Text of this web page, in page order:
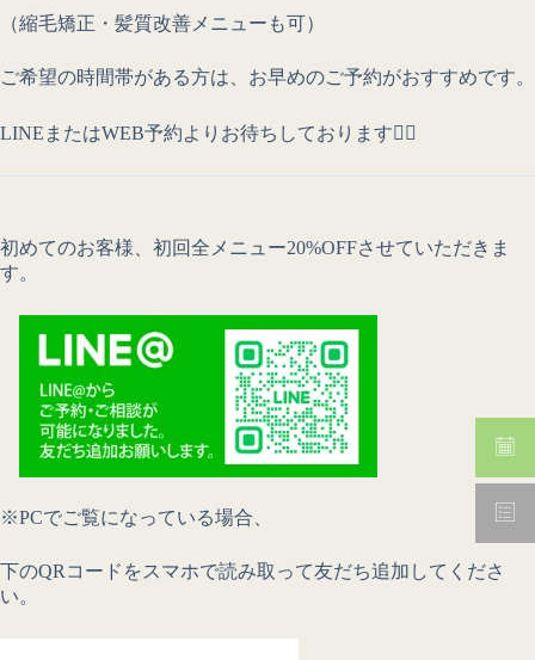
（縮毛矯正・髪質改善メニューも可）
ご希望の時間帯がある方は、お早めのご予約がおすすめです。
LINEまたはWEB予約よりお待ちしております🙇‍♂️
初めてのお客様、初回全メニュー20%OFFさせていただきま
す。
※PCでご覧になっている場合、
下のQR コードをスマホで読み取って友だち追加してくださ
い。